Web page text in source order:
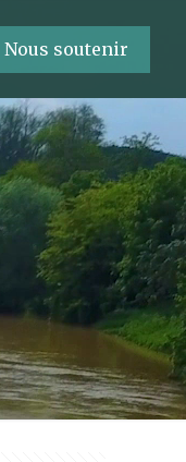
Nous soutenir